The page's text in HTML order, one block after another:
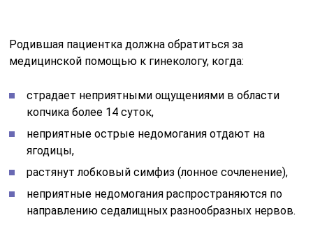
Родившая пациентка должна обратиться за
медицинской помощью к гинекологу, когда:
страдает неприятными ощущениями в области
копчика более 14 суток,
неприятные острые недомогания отдают на
ягодицы,
растянут лобковый симфиз (лонное сочленение),
неприятные недомогания распространяются по
направлению седалищных разнообразных нервов.